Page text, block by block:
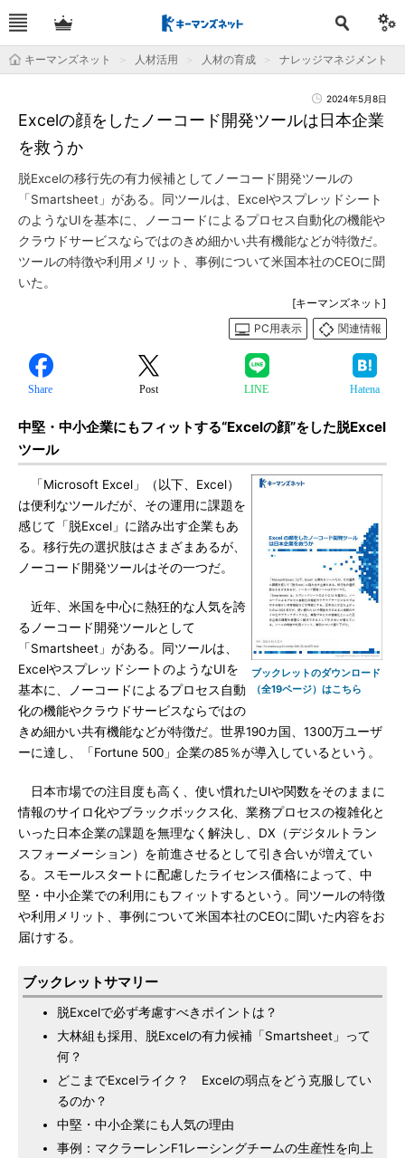
キーマンズネット 人材活用 人材の育成 ナレッジマネジメント
2024年5月8日
Excelの顔をしたノーコード開発ツールは日本企業
を救うか
脱Excelの移行先の有力候補としてノーコード開発ツールの
「Smartsheet」がある。同ツールは、Excelやスプレッドシート
のようなUIを基本に、ノーコードによるプロセス自動化の機能や
クラウドサービスならではのきめ細かい共有機能などが特徴だ。
ツールの特徴や利用メリット、事例について米国本社のCEOに聞
いた。
[キーマンズネット]
PC用表示
関連情報
Share Post LINE Hatena
中堅・中小企業にもフィットする“Excelの顔”をした脱Excel
ツール
ブックレットのダウンロード
（全19ページ）はこちら
「Microsoft Excel」（以下、Excel）
は便利なツールだが、その運用に課題を
感じて「脱Excel」に踏み出す企業もあ
る。移行先の選択肢はさまざまあるが、
ノーコード開発ツールはその一つだ。
近年、米国を中心に熱狂的な人気を誇
るノーコード開発ツールとして
「Smartsheet」がある。同ツールは、
ExcelやスプレッドシートのようなUIを
基本に、ノーコードによるプロセス自動
化の機能やクラウドサービスならではの
きめ細かい共有機能などが特徴だ。世界190カ国、1300万ユーザ
ーに達し、「Fortune 500」企業の85％が導入しているという。
日本市場での注目度も高く、使い慣れたUIや関数をそのままに
情報のサイロ化やブラックボックス化、業務プロセスの複雑化と
いった日本企業の課題を無理なく解決し、DX（デジタルトラン
スフォーメーション）を前進させるとして引き合いが増えてい
る。スモールスタートに配慮したライセンス価格によって、中
堅・中小企業での利用にもフィットするという。同ツールの特徴
や利用メリット、事例について米国本社のCEOに聞いた内容をお
届けする。
ブックレットサマリー
脱Excelで必ず考慮すべきポイントは？
大林組も採用、脱Excelの有力候補「Smartsheet」って
何？
どこまでExcelライク？ Excelの弱点をどう克服してい
るのか？
中堅・中小企業にも人気の理由
事例：マクラーレンF1レーシングチームの生産性を向上